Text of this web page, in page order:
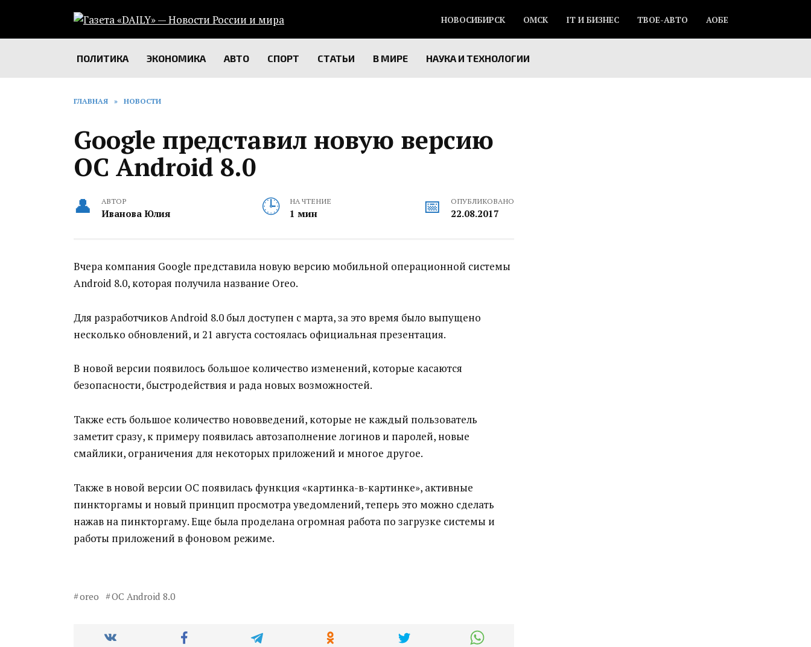
содержанию
НОВОСИБИРСК ОМСК IT И БИЗНЕС ТВОЕ-АВТО АОБЕ
ПОЛИТИКА ЭКОНОМИКА АВТО СПОРТ СТАТЬИ В МИРЕ НАУКА И ТЕХНОЛОГИИ
ГЛАВНАЯ » НОВОСТИ
Google представил новую версию
ОС Android 8.0
АВТОР
Иванова Юлия
НА ЧТЕНИЕ
1 мин
ОПУБЛИКОВАНО
22.08.2017
Вчера компания Google представила новую версию мобильной операционной системы
Android 8.0, которая получила название Oreo.
Для разработчиков Android 8.0 был доступен с марта, за это время было выпущено
несколько обновлений, и 21 августа состоялась официальная презентация.
В новой версии появилось большое количество изменений, которые касаются
безопасности, быстродействия и рада новых возможностей.
Также есть большое количество нововведений, которые не каждый пользователь
заметит сразу, к примеру появилась автозаполнение логинов и паролей, новые
смайлики, ограничения для некоторых приложений и многое другое.
Также в новой версии ОС появилась функция «картинка-в-картинке», активные
пинкторгамы и новый принцип просмотра уведомлений, теперь это можно сделать
нажав на пинкторгаму. Еще была проделана огромная работа по загрузке системы и
работы приложений в фоновом режиме.
oreo ОС Android 8.0